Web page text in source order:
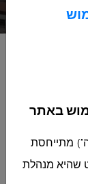
מחיר 80-2024 עבור
אלעין
באתר
מתייחסת
שהיא מנהלת